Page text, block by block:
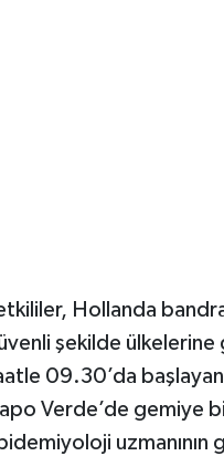
Hollanda
şekilde ülkelerine
09.30’da
Verde’de gemiye
uzmanının